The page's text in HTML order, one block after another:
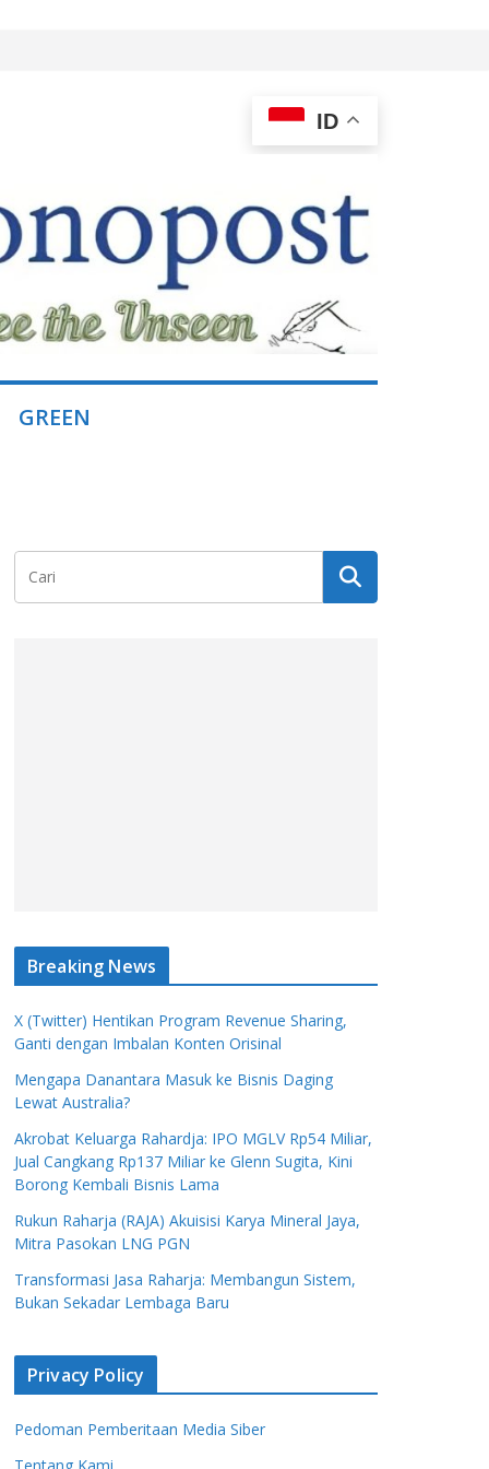
ID
GREEN
Breaking News
X (Twitter) Hentikan Program Revenue Sharing,
Ganti dengan Imbalan Konten Orisinal
Mengapa Danantara Masuk ke Bisnis Daging
Lewat Australia?
Akrobat Keluarga Rahardja: IPO MGLV Rp54 Miliar,
Jual Cangkang Rp137 Miliar ke Glenn Sugita, Kini
Borong Kembali Bisnis Lama
Rukun Raharja (RAJA) Akuisisi Karya Mineral Jaya,
Mitra Pasokan LNG PGN
Transformasi Jasa Raharja: Membangun Sistem,
Bukan Sekadar Lembaga Baru
Privacy Policy
Pedoman Pemberitaan Media Siber